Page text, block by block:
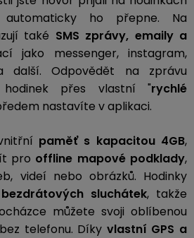
ho přepne. Na
také SMS zprávy, emaily a
jako messenger, instagram,
další. Odpovědět na zprávu
přes vlastní "rychlé
nastavíte v aplikaci.
paměť s kapacitou 4GB,
pro offline mapové podklady,
videí nebo obrázků. Hodinky
sluchátek, takže
můžete svoji oblíbenou
telefonu. Díky vlastní GPS a